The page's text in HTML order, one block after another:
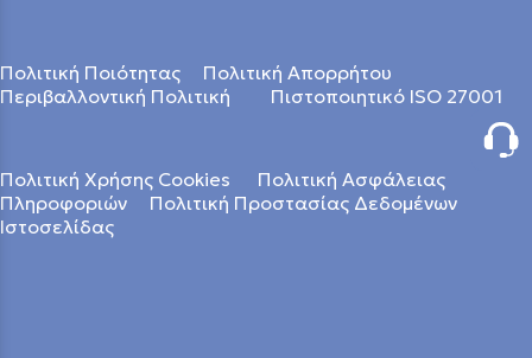
Πολιτική Ποιότητας
Πολιτική Απορρήτου
Περιβαλλοντική Πολιτική
Πιστοποιητικό ISO 27001
Πολιτική Χρήσης Cookies
Πολιτική Ασφάλειας
Πληροφοριών
Πολιτική Προστασίας Δεδομένων
Ιστοσελίδας